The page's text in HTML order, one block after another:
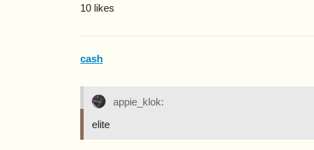
10 likes
cash
appie_klok:
elite